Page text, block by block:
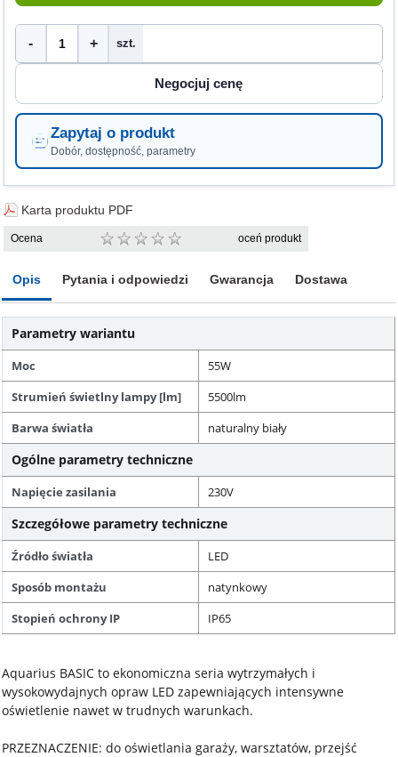
- + szt.
Zapytaj o produkt
Dobór, dostępność, parametry
Karta produktu PDF
Ocena oceń produkt
Opis Pytania i odpowiedzi Gwarancja Dostawa
Parametry wariantu
Moc
55W
Strumień świetlny lampy [lm]
5500lm
Barwa światła
naturalny biały
Ogólne parametry techniczne
Napięcie zasilania 230V
Szczegółowe parametry techniczne
Źródło światła
LED
Sposób montażu
natynkowy
Stopień ochrony IP
IP65
Aquarius BASIC to ekonomiczna seria wytrzymałych i
wysokowydajnych opraw LED zapewniających intensywne
oświetlenie nawet w trudnych warunkach.
PRZEZNACZENIE: do oświetlania garaży, warsztatów, przejść